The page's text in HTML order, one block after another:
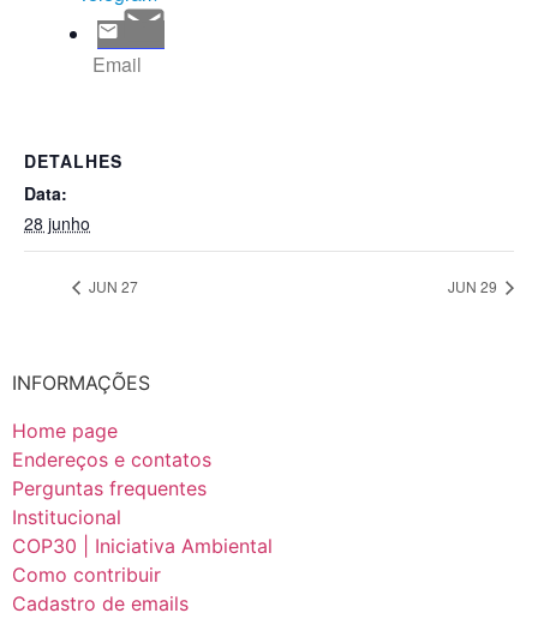
Email
DETALHES
Data:
28 junho
JUN 27 JUN 29
INFORMAÇÕES
Home page
Endereços e contatos
Perguntas frequentes
Institucional
COP30 | Iniciativa Ambiental
Como contribuir
Cadastro de emails